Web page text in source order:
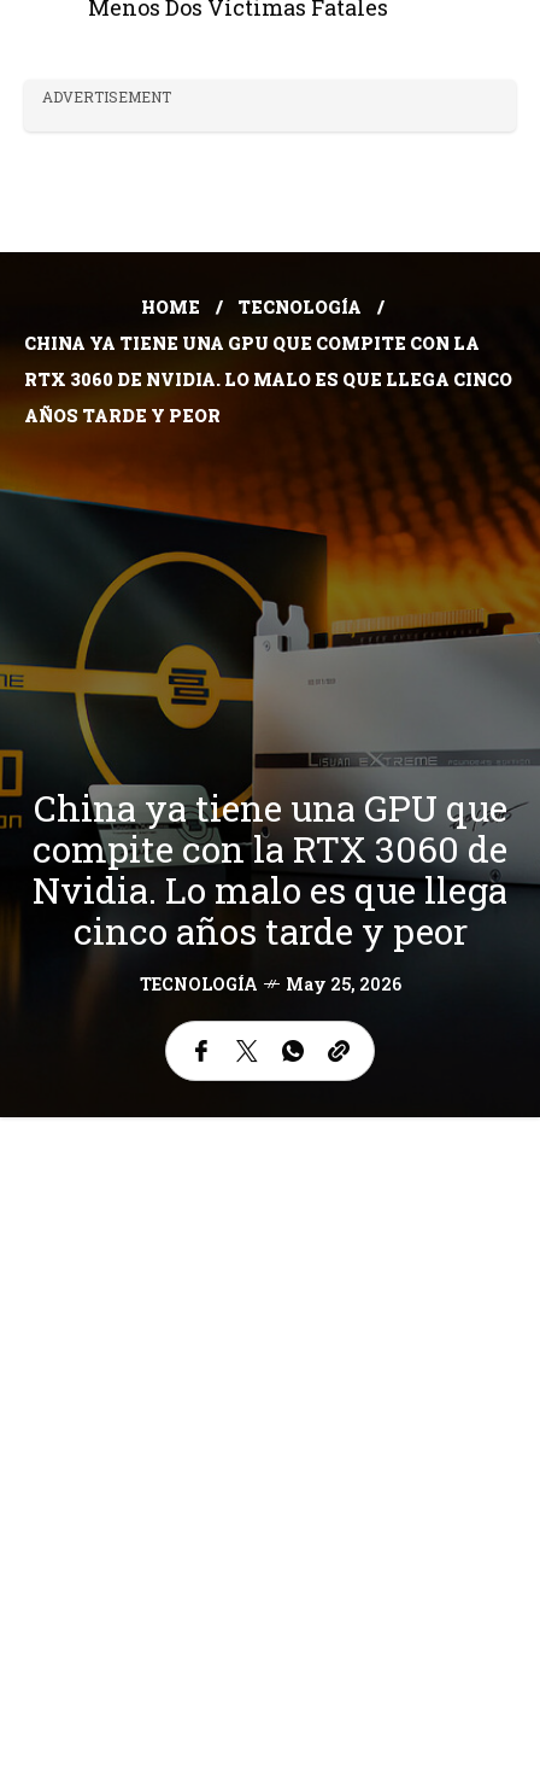
Menos Dos Víctimas Fatales
ADVERTISEMENT
HOME
TECNOLOGÍA
CHINA YA TIENE UNA GPU QUE COMPITE CON LA
RTX 3060 DE NVIDIA. LO MALO ES QUE LLEGA CINCO
AÑOS TARDE Y PEOR
China ya tiene una GPU que
compite con la RTX 3060 de
Nvidia. Lo malo es que llega
cinco años tarde y peor
TECNOLOGÍA May 25, 2026